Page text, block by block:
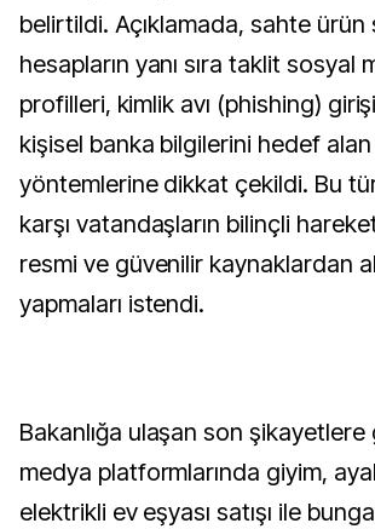
belirtildi. Açıklamada, sahte ürün
hesapların yanı sıra taklit sosyal
profilleri, kimlik avı (phishing)
kişisel banka bilgilerini hedef alan
yöntemlerine dikkat çekildi. Bu
karşı vatandaşların bilinçli
resmi ve güvenilir kaynaklardan
yapmaları istendi.
Bakanlığa ulaşan son
medya platformlarında giyim,
elektrikli ev eşyası satışı ile